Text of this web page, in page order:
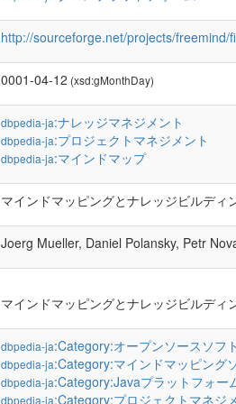
http://sourceforge.net/projects/freemind/
0001-04-12 (xsd:gMonthDay)
dbpedia-ja:ナレッジマネジメント
dbpedia-ja:プロジェクトマネジメント
dbpedia-ja:マインドマップ
マインドマッピングとナレッジビルディ
Joerg Mueller, Daniel Polansky, Petr
マインドマッピングとナレッジビルディ
dbpedia-ja:Category:オープンソースソフ
dbpedia-ja:Category:マインドマッピング
dbpedia-ja:Category:Javaプラットフォー
dbpedia-ja:Category:プロジェクトマネジ